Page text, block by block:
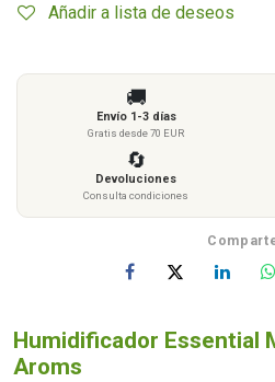
Añadir a lista de deseos
🚚
Envío 1-3 días
Gratis desde 70 EUR
🔄
Devoluciones
Consulta condiciones
Humidificador Essential
Aroms